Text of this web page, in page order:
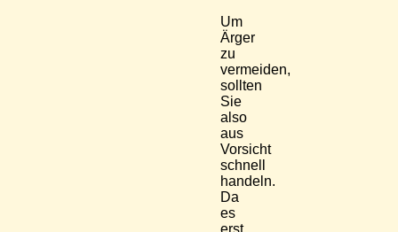
Um
Ärger
zu
vermeiden,
sollten
Sie
also
aus
Vorsicht
schnell
handeln.
Da
es
erst